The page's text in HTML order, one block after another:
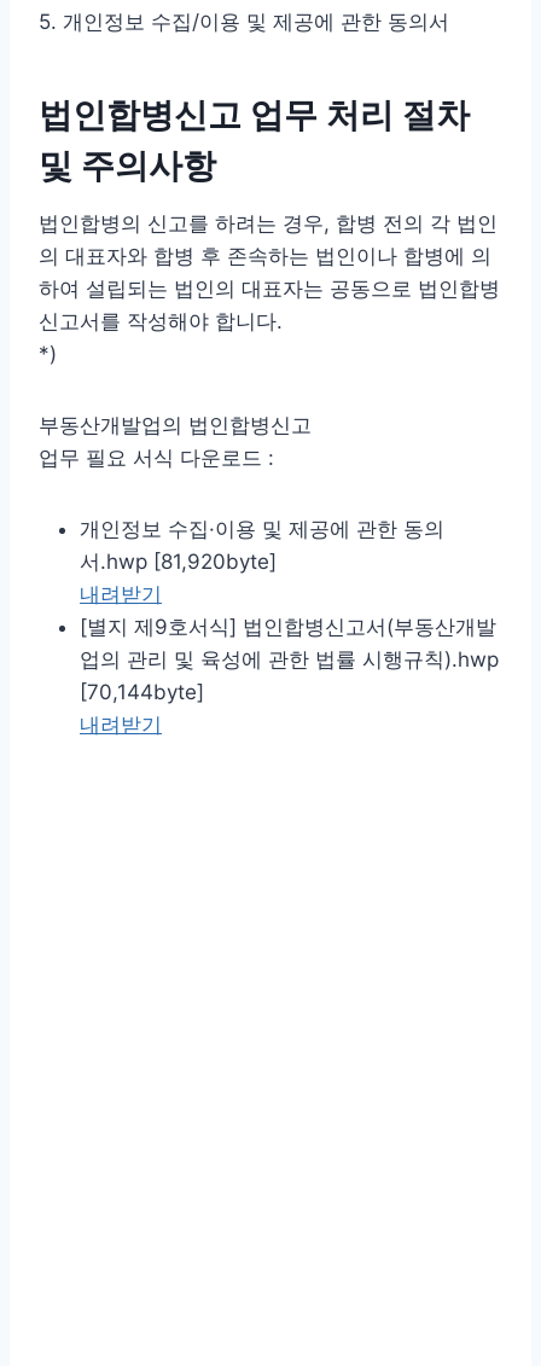
5. 개인정보 수집/이용 및 제공에 관한 동의서
법인합병신고 업무 처리 절차
및 주의사항
법인합병의 신고를 하려는 경우, 합병 전의 각 법인
의 대표자와 합병 후 존속하는 법인이나 합병에 의
하여 설립되는 법인의 대표자는 공동으로 법인합병
신고서를 작성해야 합니다.
*)
부동산개발업의 법인합병신고
업무 필요 서식 다운로드 :
개인정보 수집·이용 및 제공에 관한 동의
서.hwp [81,920byte]
내려받기
[별지 제9호서식] 법인합병신고서(부동산개발
업의 관리 및 육성에 관한 법률 시행규칙).hwp
[70,144byte]
내려받기